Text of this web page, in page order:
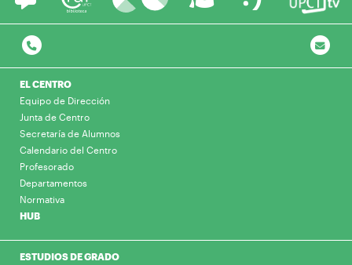
EL CENTRO
Equipo de Dirección
Junta de Centro
Secretaría de Alumnos
Calendario del Centro
Profesorado
Departamentos
Normativa
HUB
ESTUDIOS DE GRADO